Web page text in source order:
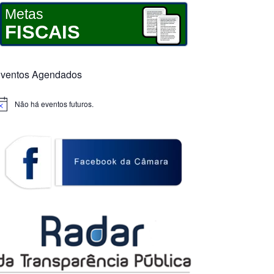
Metas
FISCAIS
Agendados
Não há eventos futuros.